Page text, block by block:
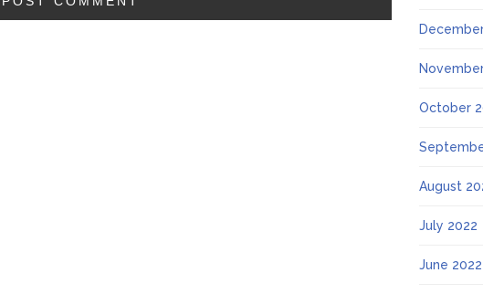
October
August
July 2022
June 2022